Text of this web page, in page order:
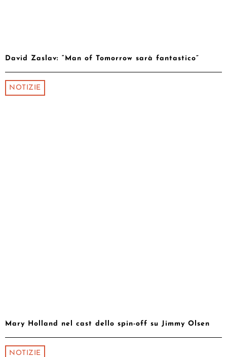
David Zaslav: “Man of Tomorrow sarà fantastico”
NOTIZIE
Mary Holland nel cast dello spin-off su Jimmy Olsen
NOTIZIE